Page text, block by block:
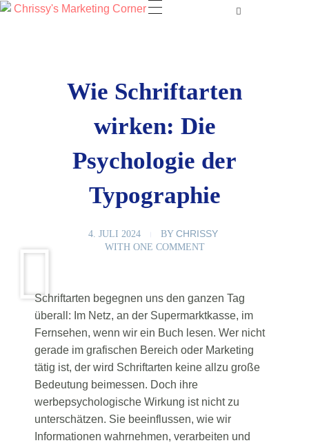
Wie Schriftarten
wirken: Die
Psychologie der
Typographie
4. JULI 2024 BY CHRISSY
WITH ONE COMMENT
Schriftarten begegnen uns den ganzen Tag
überall: Im Netz, an der Supermarktkasse, im
Fernsehen, wenn wir ein Buch lesen. Wer nicht
gerade im grafischen Bereich oder Marketing
tätig ist, der wird Schriftarten keine allzu große
Bedeutung beimessen. Doch ihre
werbepsychologische Wirkung ist nicht zu
unterschätzen. Sie beeinflussen, wie wir
Informationen wahrnehmen, verarbeiten und